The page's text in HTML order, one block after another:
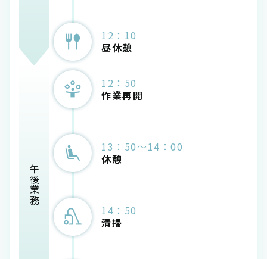
12：10
昼休憩
午後業務
12：50
作業再開
13：50～14：00
休憩
14：50
清掃